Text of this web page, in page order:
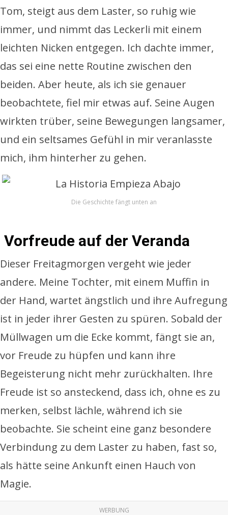
Tom, steigt aus dem Laster, so ruhig wie
immer, und nimmt das Leckerli mit einem
leichten Nicken entgegen. Ich dachte immer,
das sei eine nette Routine zwischen den
beiden. Aber heute, als ich sie genauer
beobachtete, fiel mir etwas auf. Seine Augen
wirkten trüber, seine Bewegungen langsamer,
und ein seltsames Gefühl in mir veranlasste
mich, ihm hinterher zu gehen.
Die Geschichte fängt unten an
Vorfreude auf der Veranda
Dieser Freitagmorgen vergeht wie jeder
andere. Meine Tochter, mit einem Muffin in
der Hand, wartet ängstlich und ihre Aufregung
ist in jeder ihrer Gesten zu spüren. Sobald der
Müllwagen um die Ecke kommt, fängt sie an,
vor Freude zu hüpfen und kann ihre
Begeisterung nicht mehr zurückhalten. Ihre
Freude ist so ansteckend, dass ich, ohne es zu
merken, selbst lächle, während ich sie
beobachte. Sie scheint eine ganz besondere
Verbindung zu dem Laster zu haben, fast so,
als hätte seine Ankunft einen Hauch von
Magie.
WERBUNG